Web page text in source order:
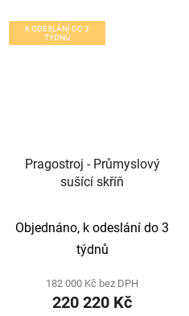
K ODESLÁNÍ DO 3
TÝDNŮ
Pragostroj - Průmyslový
sušící skříň
Objednáno, k odeslání do 3
týdnů
182 000 Kč bez DPH
220 220 Kč